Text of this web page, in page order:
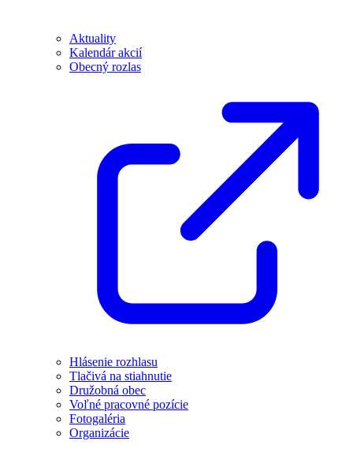
Aktuality
Kalendár akcií
Obecný rozlas
Hlásenie rozhlasu
Tlačivá na stiahnutie
Družobná obec
Voľné pracovné pozície
Fotogaléria
Organizácie